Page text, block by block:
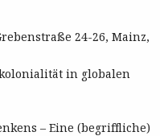
24-26, Mainz,
in globalen
– Eine (begriffliche)